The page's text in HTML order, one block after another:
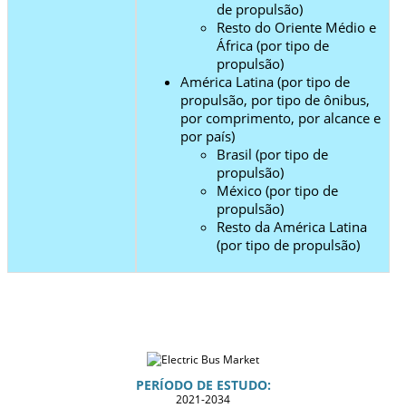
de propulsão)
Resto do Oriente Médio e
África (por tipo de
propulsão)
América Latina (por tipo de
propulsão, por tipo de ônibus,
por comprimento, por alcance e
por país)
Brasil (por tipo de
propulsão)
México (por tipo de
propulsão)
Resto da América Latina
(por tipo de propulsão)
PERÍODO DE ESTUDO:
2021-2034